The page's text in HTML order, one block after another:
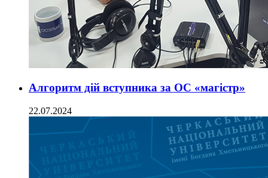
Алгоритм дій вступника за ОС «магістр»
22.07.2024